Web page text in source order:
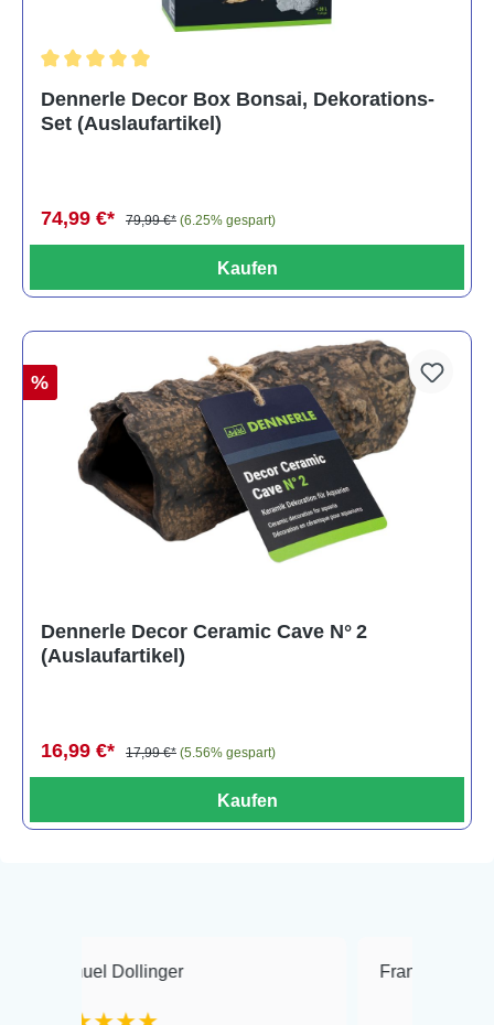
Dennerle Decor Box Bonsai, Dekorations-
Set (Auslaufartikel)
74,99 €* 79,99 €* (6.25% gespart)
Kaufen
%
Dennerle Decor Ceramic Cave N° 2
(Auslaufartikel)
16,99 €* 17,99 €* (5.56% gespart)
Kaufen
Dollinger Frank Hackmayer